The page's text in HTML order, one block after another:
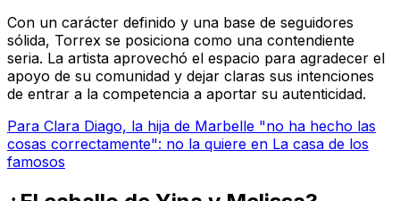
Con un carácter definido y una base de seguidores
sólida, Torrex se posiciona como una contendiente
seria. La artista aprovechó el espacio para agradecer el
apoyo de su comunidad y dejar claras sus intenciones
de entrar a la competencia a aportar su autenticidad.
Para Clara Diago, la hija de Marbelle "no ha hecho las
cosas correctamente": no la quiere en La casa de los
famosos